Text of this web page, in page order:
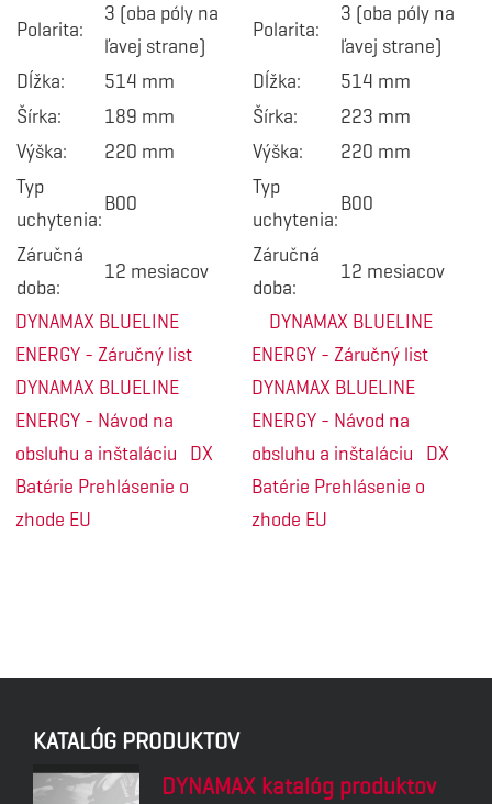
Polarita:
3 (oba póly na
ľavej strane)
Dĺžka:
514 mm
Šírka:
189 mm
Výška:
220 mm
Typ
uchytenia:
B00
Záručná
doba:
12 mesiacov
DYNAMAX BLUELINE
ENERGY - Záručný list
DYNAMAX BLUELINE
ENERGY - Návod na
obsluhu a inštaláciu
DX
Batérie Prehlásenie o
zhode EU
Polarita:
3 (oba póly na
ľavej strane)
Dĺžka:
514 mm
Šírka:
223 mm
Výška:
220 mm
Typ
uchytenia:
B00
Záručná
doba:
12 mesiacov
DYNAMAX BLUELINE
ENERGY - Záručný list
DYNAMAX BLUELINE
ENERGY - Návod na
obsluhu a inštaláciu
DX
Batérie Prehlásenie o
zhode EU
KATALÓG PRODUKTOV
DYNAMAX katalóg produktov